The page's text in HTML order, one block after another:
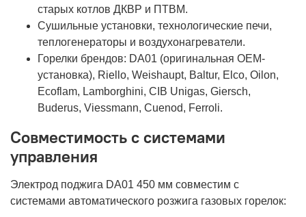
старых котлов ДКВР и ПТВМ.
Сушильные установки, технологические печи,
теплогенераторы и воздухонагреватели.
Горелки брендов: DA01 (оригинальная OEM-
установка), Riello, Weishaupt, Baltur, Elco, Oilon,
Ecoflam, Lamborghini, CIB Unigas, Giersch,
Buderus, Viessmann, Cuenod, Ferroli.
Совместимость с системами
управления
Электрод поджига DA01 450 мм совместим с
системами автоматического розжига газовых горелок: